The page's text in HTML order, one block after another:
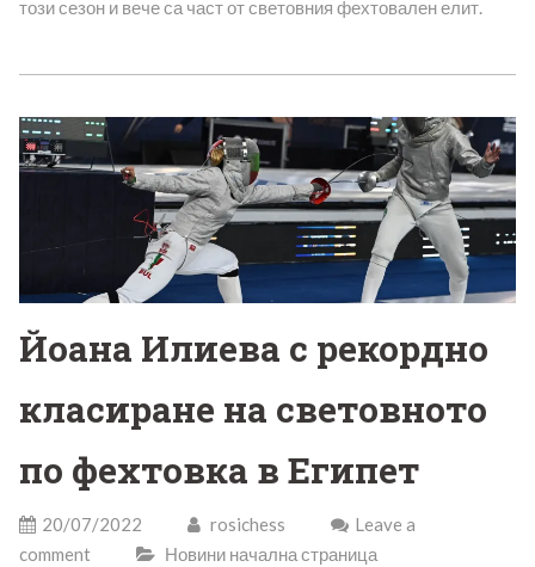
този сезон и вече са част от световния фехтовален елит.
Йоана Илиева с рекордно
класиране на световното
по фехтовка в Египет
20/07/2022 rosichess
Leave a
comment
Новини начална страница